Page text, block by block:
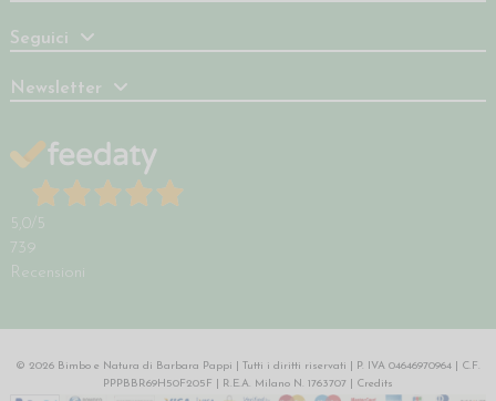
Seguici
Newsletter
5,0 /5
739
Recensioni
© 2026 Bimbo e Natura di Barbara Pappi | Tutti i diritti riservati | P. IVA 04646970964 | C.F.
PPPBBR69H50F205F | R.E.A. Milano N. 1763707 | Credits